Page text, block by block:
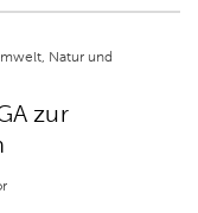
Natur und
zur